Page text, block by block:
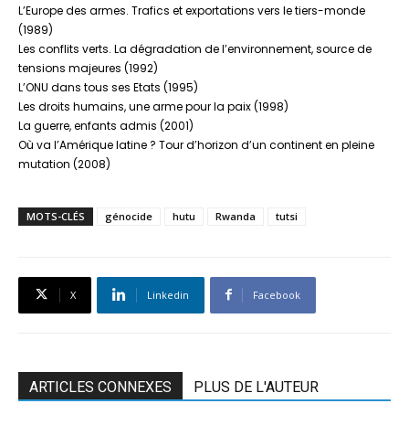
L’Europe des armes. Trafics et exportations vers le tiers-monde
(1989)
Les conflits verts. La dégradation de l’environnement, source de
tensions majeures (1992)
L’ONU dans tous ses Etats (1995)
Les droits humains, une arme pour la paix (1998)
La guerre, enfants admis (2001)
Où va l’Amérique latine ? Tour d’horizon d’un continent en pleine
mutation (2008)
MOTS-CLÉS génocide hutu Rwanda tutsi
X Linkedin Facebook
ARTICLES CONNEXES PLUS DE L'AUTEUR